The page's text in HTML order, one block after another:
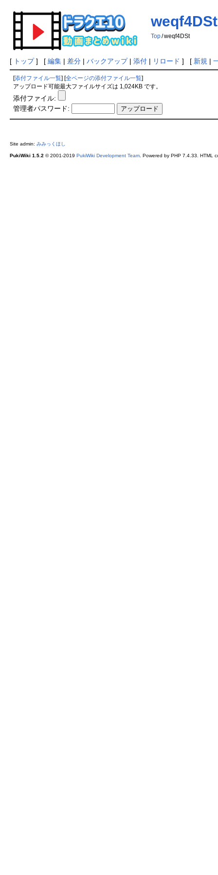
weqf4DSt
Top /weqf4DSt
[ トップ] [ 編集| 差分| バックアップ| 添付| リロード ] [ 新規 |
添付ファイル一覧 全ページの添付ファイル一覧
アップロード可能最大ファイルサイズは 1,024KB です。
添付ファイル:
管理者パスワード:
Site admin: みみっくほし
PukiWiki 1.5.2 © 2001-2019 PukiWiki Development Team. Powered by PHP 7.4.33. HTML